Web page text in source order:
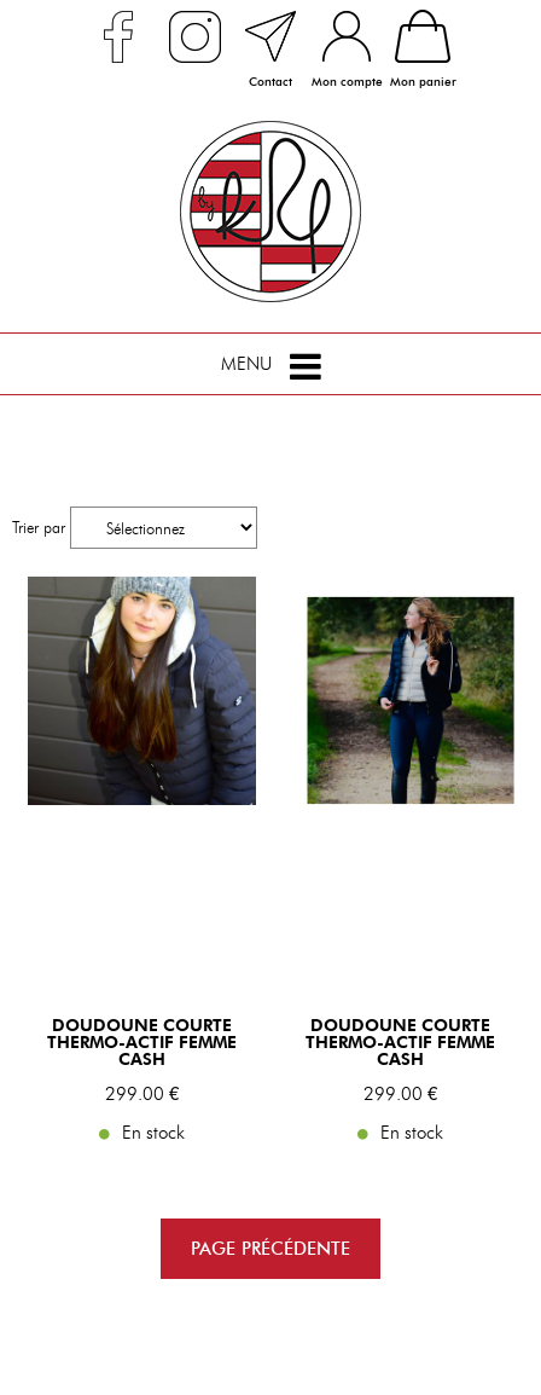
Contact Mon compte Mon panier
MENU
Trier par
DOUDOUNE COURTE
THERMO-ACTIF FEMME
CASH
299 .00 €
En stock
DOUDOUNE COURTE
THERMO-ACTIF FEMME
CASH
299 .00 €
En stock